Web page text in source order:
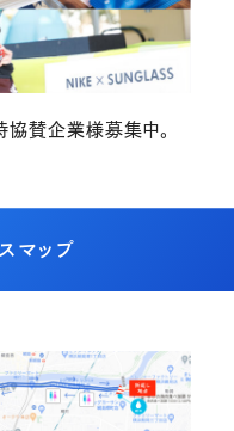
協賛企業様募集中。
マップ